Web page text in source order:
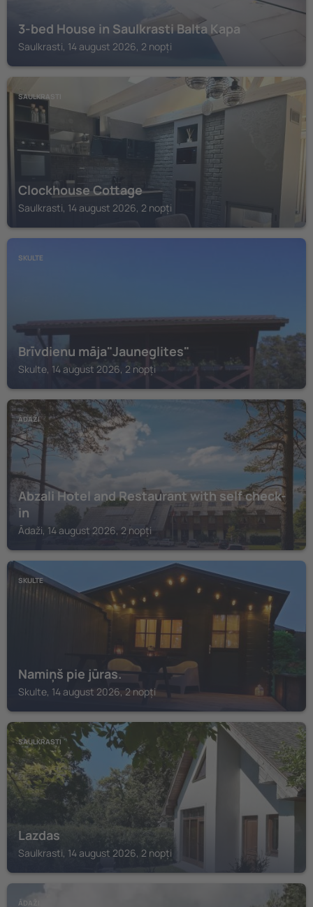
3-bed House in Saulkrasti Balta Kapa
Saulkrasti, 14 august 2026, 2 nopți
SAULKRASTI
Clockhouse Cottage
Saulkrasti, 14 august 2026, 2 nopți
SKULTE
Brīvdienu māja"Jauneglites"
Skulte, 14 august 2026, 2 nopți
ĀDAŽI
Abzali Hotel and Restaurant with self check-
in
Ādaži, 14 august 2026, 2 nopți
SKULTE
Namiņš pie jūras.
Skulte, 14 august 2026, 2 nopți
SAULKRASTI
Lazdas
Saulkrasti, 14 august 2026, 2 nopți
ĀDAŽI